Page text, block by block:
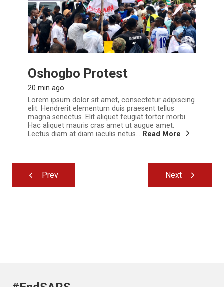
Oshogbo Protest
20 min ago
Lorem ipsum dolor sit amet, consectetur adipiscing
elit. Hendrerit elementum duis praesent tellus
magna senectus. Elit aliquet feugiat tortor morbi.
Hac aliquet mauris cras amet ut augue amet.
Lectus diam at diam iaculis netus... Read More
Prev Next